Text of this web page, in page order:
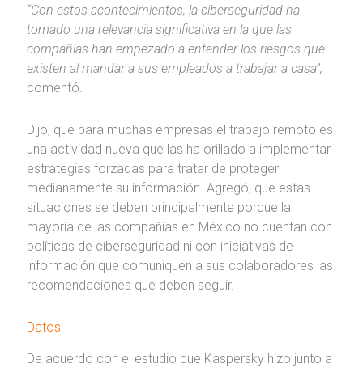
“Con estos acontecimientos, la ciberseguridad ha
tomado una relevancia significativa en la que las
compañías han empezado a entender los riesgos que
existen al mandar a sus empleados a trabajar a casa”,
comentó.
Dijo, que para muchas empresas el trabajo remoto es
una actividad nueva que las ha orillado a implementar
estrategias forzadas para tratar de proteger
medianamente su información. Agregó, que estas
situaciones se deben principalmente porque la
mayoría de las compañías en México no cuentan con
políticas de ciberseguridad ni con iniciativas de
información que comuniquen a sus colaboradores las
recomendaciones que deben seguir.
Datos
De acuerdo con el estudio que Kaspersky hizo junto a